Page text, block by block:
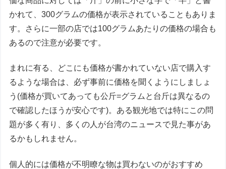
かれて、300グラムの価格が表示されていることもありま
す。さらに一部の店では100グラムあたりの価格の場合も
あるので注意が必要です。
まれに有る、どこにも価格が書かれていない店で購入す
るような場合は、必ず事前に価格を聞くようにしましょ
う(価格が買いてあっても公斤=グラムと台斤は異なるの
で確認したほうが安心です)。ある観光地では特にこの問
題が多く有り、多くの人が台湾のニュースで見た事があ
るかもしれません。
個人的には価格が不明瞭な物は買わないのがおすすめ